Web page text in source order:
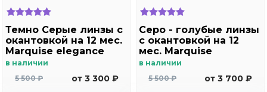
Темно Серые линзы c
окантовкой на 12 мес.
Marquise elegance
dark gray/Цветные
для темных и светлых
в наличии
5 500 ₽
от 3 300 ₽
Серо - голубые линзы
c окантовкой на 12
мес. Marquise
elegance Aquarella /
голубые линзы для
в наличии
5 500 ₽
от 3 700 ₽